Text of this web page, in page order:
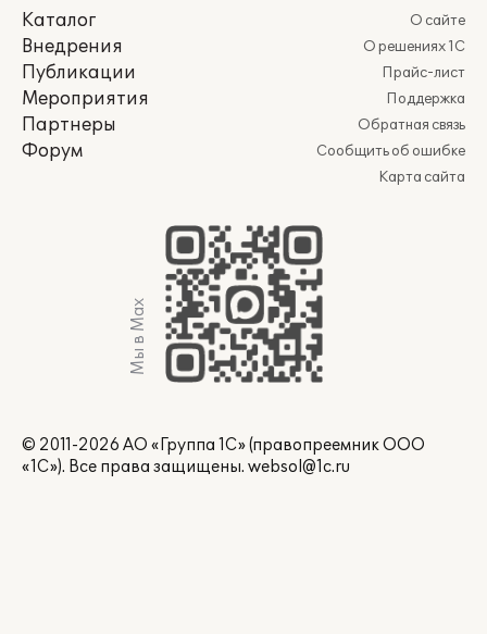
Каталог
Внедрения
Публикации
Мероприятия
Партнеры
Форум
О сайте
О решениях 1С
Прайс-лист
Поддержка
Обратная связь
Сообщить об ошибке
Карта сайта
Мы в Max
© 2011-2026 АО «Группа 1С» (правопреемник ООО
«1С»). Все права защищены. websol@1c.ru